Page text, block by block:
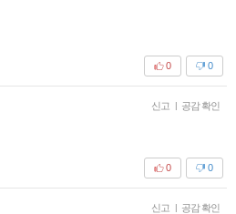
0
0
신고 | 공감 확인
0
0
신고 | 공감 확인